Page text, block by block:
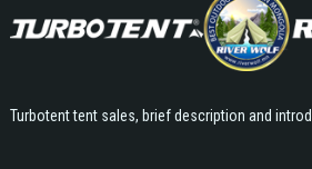
Turbotent tent sales, brief description and